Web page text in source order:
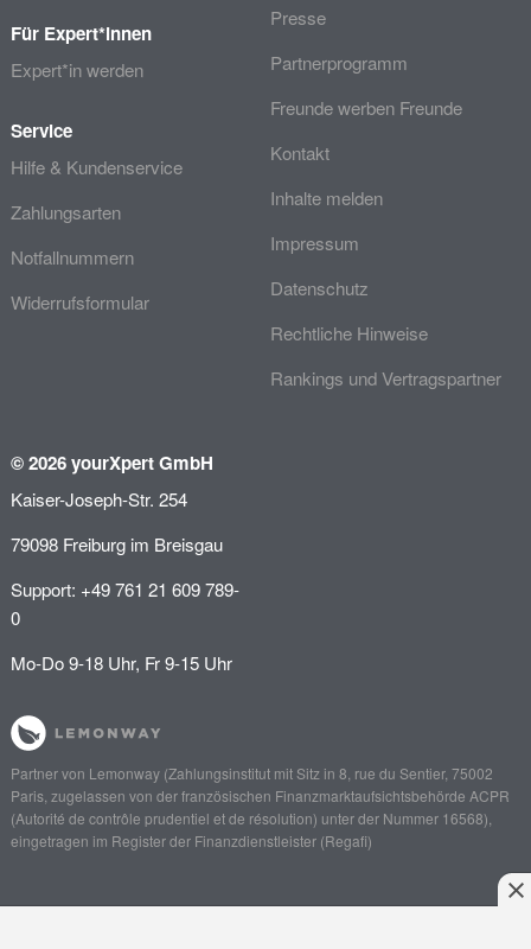
Für Expert*innen
Expert*in werden
Service
Hilfe & Kundenservice
Zahlungsarten
Notfallnummern
Widerrufsformular
Presse
Partnerprogramm
Freunde werben Freunde
Kontakt
Inhalte melden
Impressum
Datenschutz
Rechtliche Hinweise
Rankings und Vertragspartner
© 2026 yourXpert GmbH
Kaiser-Joseph-Str. 254
79098 Freiburg im Breisgau
Support: +49 761 21 609 789-
0
Mo-Do 9-18 Uhr, Fr 9-15 Uhr
Partner von Lemonway(Zahlungsinstitut mit Sitz in 8, rue du Sentier, 75002
Paris, zugelassen von der französischen Finanzmarktaufsichtsbehörde ACPR
(Autorité de contrôle prudentiel et de résolution) unter der Nummer 16568),
eingetragen im Register der Finanzdienstleister (Regafi)